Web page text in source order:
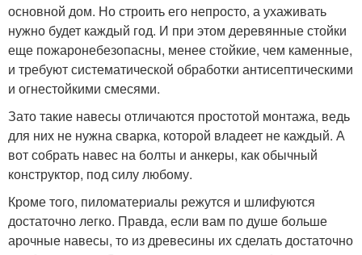
основной дом. Но строить его непросто, а ухаживать
нужно будет каждый год. И при этом деревянные стойки
еще пожаронебезопасны, менее стойкие, чем каменные,
и требуют систематической обработки антисептическими
и огнестойкими смесями.
Зато такие навесы отличаются простотой монтажа, ведь
для них не нужна сварка, которой владеет не каждый. А
вот собрать навес на болты и анкеры, как обычный
конструктор, под силу любому.
Кроме того, пиломатериалы режутся и шлифуются
достаточно легко. Правда, если вам по душе больше
арочные навесы, то из древесины их сделать достаточно